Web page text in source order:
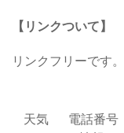
【リンクついて】
リンクフリーです。
天気 電話番号